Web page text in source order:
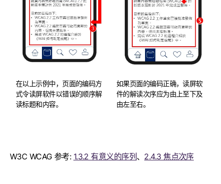
在以上示例中，页面的编码方
式令读屏软件以错误的顺序解
读标题和内容。
如果页面的编码正确，读屏软
件的解读次序应为由上至下及
由左至右。
W3C WCAG 参考: 1.3.2 有意义的序列 、 2.4.3 焦点次序